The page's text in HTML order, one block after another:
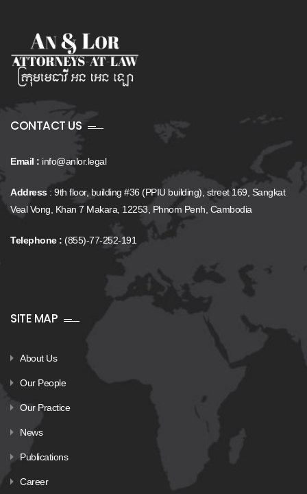
CONTACT US
Email : info@anlor.legal
Address: 9th floor, building #36 (PPIU building), street 169, Sangkat
Veal Vong, Khan 7 Makara, 12253, Phnom Penh, Cambodia
Telephone : (855)-77-252-191
SITE MAP
About Us
Our People
Our Practice
News
Publications
Career